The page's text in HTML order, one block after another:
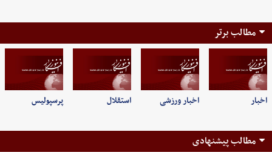
مطالب برتر
اخبار اخبار ورزشی استقلال پرسپولیس
مطالب پیشنهادی